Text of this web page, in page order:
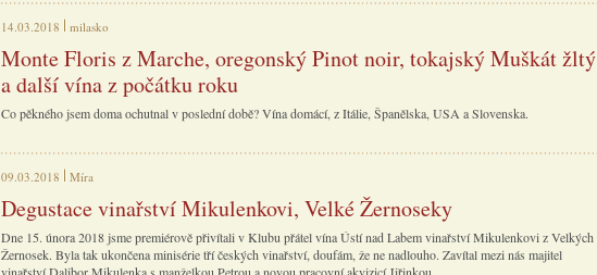
14.03.2018 milasko
Monte Floris z Marche, oregonský Pinot noir, tokajský Muškát žltý
a další vína z počátku roku
Co pěkného jsem doma ochutnal v poslední době? Vína domácí, z Itálie, Španělska, USA a Slovenska.
09.03.2018 Míra
Degustace vinařství Mikulenkovi, Velké Žernoseky
Dne 15. února 2018 jsme premiérově přivítali v Klubu přátel vína Ústí nad Labem vinařství Mikulenkovi z Velkých
Žernosek. Byla tak ukončena minisérie tří českých vinařství, doufám, že ne nadlouho. Zavítal mezi nás majitel